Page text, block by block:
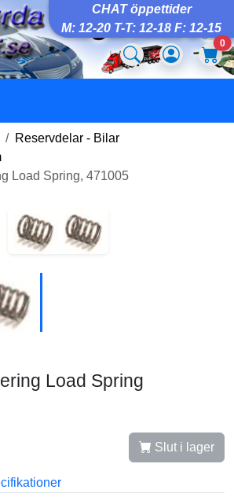
CHAT öppettider
M: 12-20 T-T: 12-18 F: 12-15
0
Reservdelar - Bilar
Load Spring, 471005
Load Spring
Slut i lager